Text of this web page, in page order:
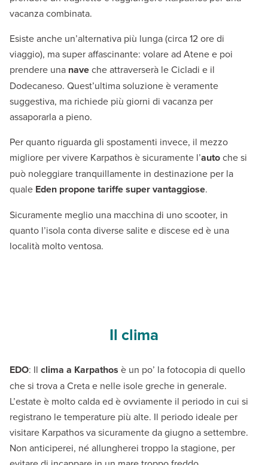
vacanza combinata.
Esiste anche un’alternativa più lunga (circa 12 ore di
viaggio), ma super affascinante: volare ad Atene e poi
prendere una naveche attraverserà le Cicladi e il
Dodecaneso. Quest’ultima soluzione è veramente
suggestiva, ma richiede più giorni di vacanza per
assaporarla a pieno.
Per quanto riguarda gli spostamenti invece, il mezzo
migliore per vivere Karpathos è sicuramente l’autoche si
può noleggiare tranquillamente in destinazione per la
quale Eden propone tariffe super vantaggiose.
Sicuramente meglio una macchina di uno scooter, in
quanto l’isola conta diverse salite e discese ed è una
località molto ventosa.
Il clima
EDO: Il clima a Karpathos è un po’ la fotocopia di quello
che si trova a Creta e nelle isole greche in generale.
L’estate è molto calda ed è ovviamente il periodo in cui si
registrano le temperature più alte. Il periodo ideale per
visitare Karpathos va sicuramente da giugno a settembre.
Non anticiperei, né allungherei troppo la stagione, per